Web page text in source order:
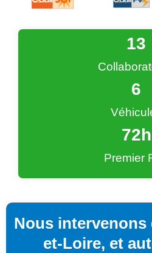
13
6
Premier
72h
Nous intervenons
et-Loire, et